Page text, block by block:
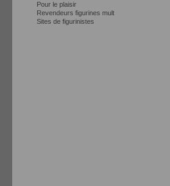
Pour le plaisir
Revendeurs figurines mult
Sites de figurinistes